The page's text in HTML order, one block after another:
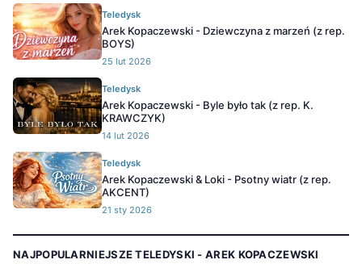
Teledysk
Arek Kopaczewski - Dziewczyna z marzeń (z rep.
BOYS)
25 lut 2026
Teledysk
Arek Kopaczewski - Byle było tak (z rep. K.
KRAWCZYK)
14 lut 2026
Teledysk
Arek Kopaczewski & Loki - Psotny wiatr (z rep.
AKCENT)
21 sty 2026
NAJPOPULARNIEJSZE TELEDYSKI - AREK KOPACZEWSKI